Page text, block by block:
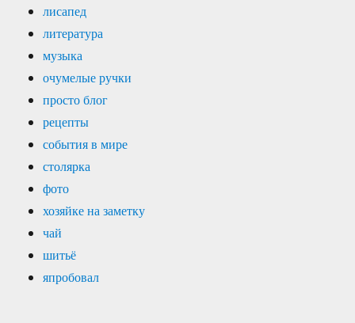
лисапед
литература
музыка
очумелые ручки
просто блог
рецепты
события в мире
столярка
фото
хозяйке на заметку
чай
шитьё
япробовал